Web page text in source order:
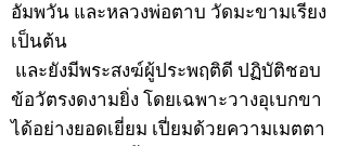
อัมพวัน และหลวงพ่อตาบ วัดมะขามเรียง
เป็นต้น
และยังมีพระสงฆ์ผู้ประพฤติดี ปฏิบัติชอบ
ข้อวัตรงดงามยิ่ง โดยเฉพาะวางอุเบกขา
ได้อย่างยอดเยี่ยม เปี่ยมด้วยความเมตตา